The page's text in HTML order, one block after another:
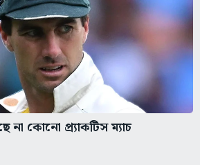
কোনো প্র্যাকটিস ম্যাচ